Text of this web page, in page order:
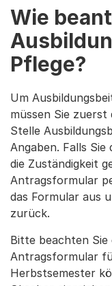
Wie
Pflege?
Um
müssen Sie zuerst
Stelle
Angaben. Falls
die Zuständigkeit
Antragsformular
das Formular aus
zurück.
Bitte beachten Sie
Antragsformular
Herbstsemester